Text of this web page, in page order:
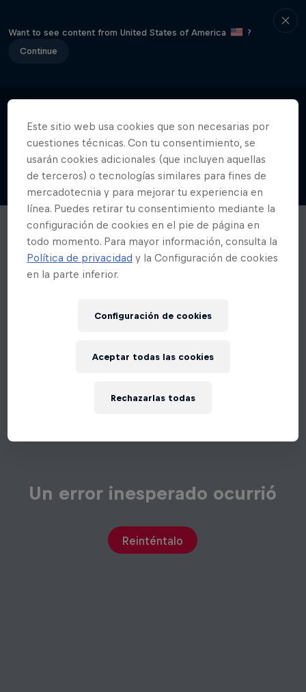
Want to see content from United States of America
?
Continue
Un error inesperado ocurrió
Reinténtalo
Este sitio web usa cookies que son necesarias por
cuestiones técnicas. Con tu consentimiento, se
usarán cookies adicionales (que incluyen aquellas
de terceros) o tecnologías similares para fines de
mercadotecnia y para mejorar tu experiencia en
línea. Puedes retirar tu consentimiento mediante la
configuración de cookies en el pie de página en
todo momento. Para mayor información, consulta la
Política de privacidad y la Configuración de cookies
en la parte inferior.
Configuración de cookies
Rechazarlas todas
Aceptar todas las cookies